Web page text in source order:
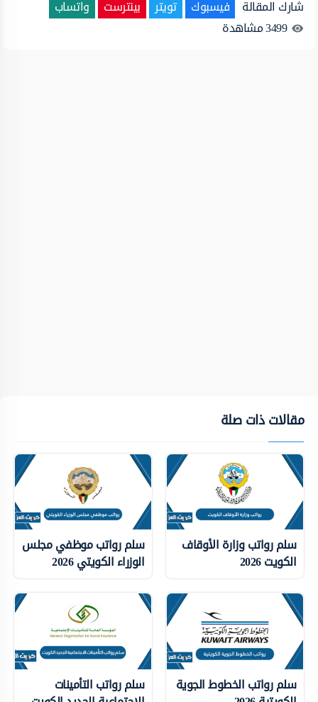
شارك المقالة فيسبوك تويتر بينترست
واتساب
3499مشاهدة
مقالات ذات صلة
سلم رواتب وزارة الأوقاف
الكويت 2026
سلم رواتب موظفي مجلس
الوزراء الكويتي 2026
سلم رواتب الخطوط الجوية سلم رواتب التأمينات